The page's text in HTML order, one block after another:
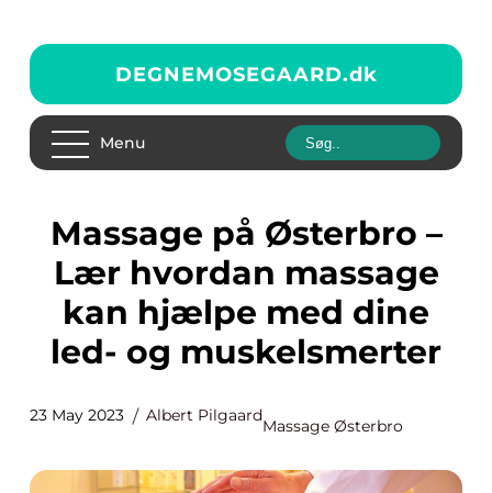
DEGNEMOSEGAARD.dk
Menu
Massage på Østerbro –
Lær hvordan massage
kan hjælpe med dine
led- og muskelsmerter
23 May 2023 Albert Pilgaard
Massage Østerbro